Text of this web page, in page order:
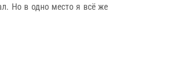
Но в одно место я всё же